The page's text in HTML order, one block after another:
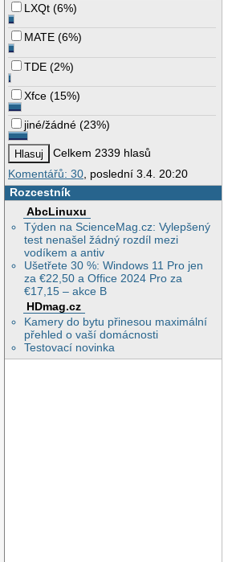
LXQt (6%)
MATE (6%)
TDE (2%)
Xfce (15%)
jiné/žádné (23%)
Celkem 2339 hlasů
Komentářů: 30 , poslední 3.4. 20:20
Rozcestník
AbcLinuxu
Týden na ScienceMag.cz: Vylepšený
test nenašel žádný rozdíl mezi
vodíkem a antiv
Ušetřete 30 %: Windows 11 Pro jen
za €22,50 a Office 2024 Pro za
€17,15 – akce B
HDmag.cz
Kamery do bytu přinesou maximální
přehled o vaší domácnosti
Testovací novinka